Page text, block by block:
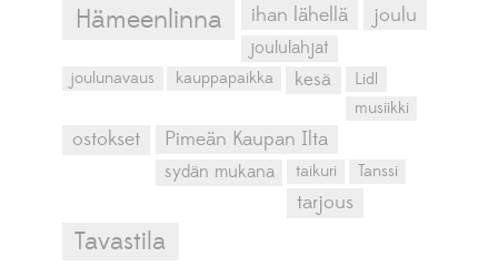
Hämeenlinna ihan lähellä joulu
joululahjat
joulunavaus kauppapaikka kesä Lidl
musiikki
ostokset Pimeän Kaupan Ilta
sydän mukana taikuri Tanssi
tarjous
Tavastila